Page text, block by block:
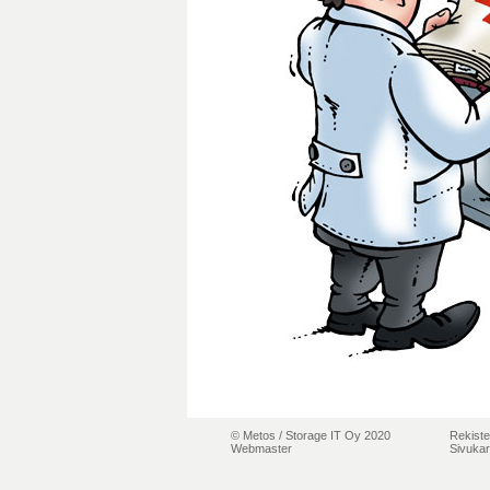
© Metos / Storage IT Oy 2020
Webmaster